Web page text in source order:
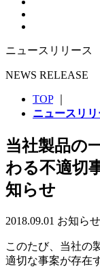
ニュースリリース
NEWS RELEASE
TOP｜
ニュースリリ
当社製品の
わる不適切
知らせ
2018.09.01 お知らせ
このたび、当社の
適切な事案が存在